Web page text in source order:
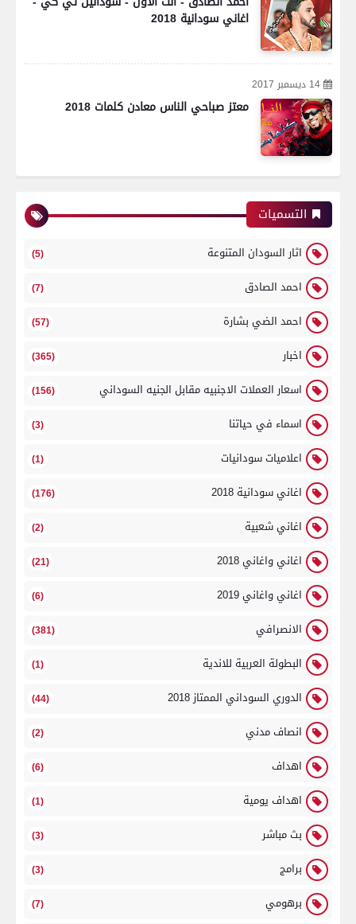
اغاني سودانية 2018
14 ديسمبر 2017
معتز صباحي الناس معادن كلمات 2018
التسميات
اثار السودان المتنوعة (5)
احمد الصادق (7)
احمد الضي بشارة (57)
اخبار (365)
اسعار العملات الاجنبيه مقابل الجنيه السوداني (156)
اسماء في حياتنا (3)
اعلاميات سودانيات (1)
اغاني سودانية 2018 (176)
اغاني شعبية (2)
اغاني واغاني 2018 (21)
اغاني واغاني 2019 (6)
الانصرافي (381)
البطولة العربية للاندية (1)
الدوري السوداني الممتاز 2018 (44)
انصاف مدني (2)
اهداف (6)
اهداف يومية (1)
بث مباشر (3)
برامج (3)
برهومي (7)